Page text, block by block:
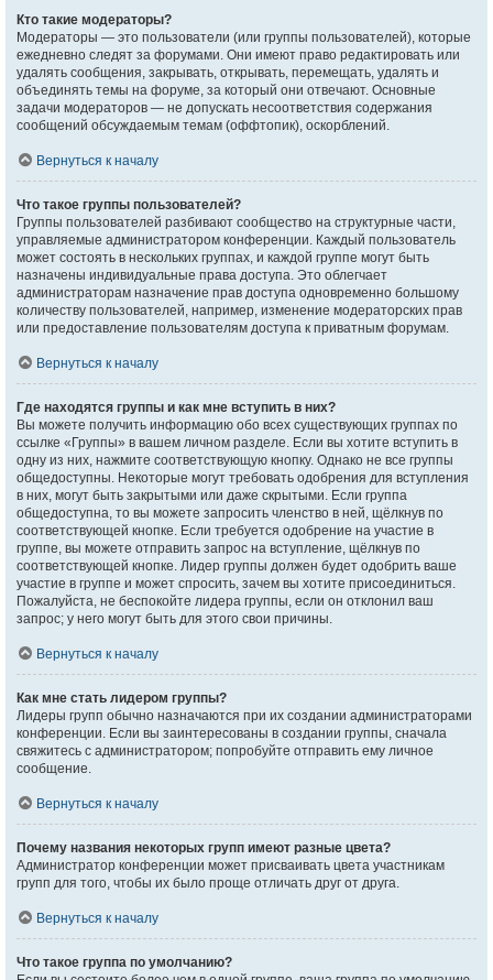
Кто такие модераторы?
Модераторы — это пользователи (или группы пользователей), которые
ежедневно следят за форумами. Они имеют право редактировать или
удалять сообщения, закрывать, открывать, перемещать, удалять и
объединять темы на форуме, за который они отвечают. Основные
задачи модераторов — не допускать несоответствия содержания
сообщений обсуждаемым темам (оффтопик), оскорблений.
Вернуться к началу
Что такое группы пользователей?
Группы пользователей разбивают сообщество на структурные части,
управляемые администратором конференции. Каждый пользователь
может состоять в нескольких группах, и каждой группе могут быть
назначены индивидуальные права доступа. Это облегчает
администраторам назначение прав доступа одновременно большому
количеству пользователей, например, изменение модераторских прав
или предоставление пользователям доступа к приватным форумам.
Вернуться к началу
Где находятся группы и как мне вступить в них?
Вы можете получить информацию обо всех существующих группах по
ссылке «Группы» в вашем личном разделе. Если вы хотите вступить в
одну из них, нажмите соответствующую кнопку. Однако не все группы
общедоступны. Некоторые могут требовать одобрения для вступления
в них, могут быть закрытыми или даже скрытыми. Если группа
общедоступна, то вы можете запросить членство в ней, щёлкнув по
соответствующей кнопке. Если требуется одобрение на участие в
группе, вы можете отправить запрос на вступление, щёлкнув по
соответствующей кнопке. Лидер группы должен будет одобрить ваше
участие в группе и может спросить, зачем вы хотите присоединиться.
Пожалуйста, не беспокойте лидера группы, если он отклонил ваш
запрос; у него могут быть для этого свои причины.
Вернуться к началу
Как мне стать лидером группы?
Лидеры групп обычно назначаются при их создании администраторами
конференции. Если вы заинтересованы в создании группы, сначала
свяжитесь с администратором; попробуйте отправить ему личное
сообщение.
Вернуться к началу
Почему названия некоторых групп имеют разные цвета?
Администратор конференции может присваивать цвета участникам
групп для того, чтобы их было проще отличать друг от друга.
Вернуться к началу
Что такое группа по умолчанию?